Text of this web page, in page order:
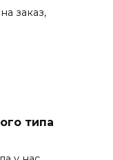
заказ,
типа